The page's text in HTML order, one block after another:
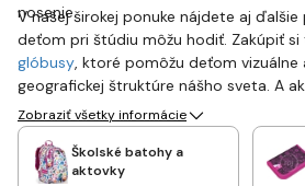
nosenie.
V našej širokej ponuke nájdete aj
deťom pri štúdiu môžu hodiť. Zakúpiť
glóbusy, ktoré pomôžu deťom
geografickej štruktúre nášho sveta. A
vreckové na desiatu či autobus, určite
detská peňaženkas jeho obľúbeným
Zobraziť všetky informácie
Školské batohy a
aktovky